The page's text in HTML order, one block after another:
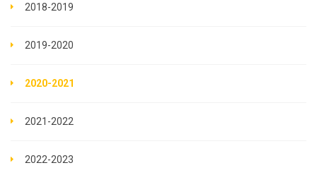
2018-2019
2019-2020
2020-2021
2021-2022
2022-2023